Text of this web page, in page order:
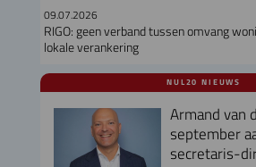
09.07.2026
RIGO: geen verband tussen omvang
lokale verankering
NUL20 NIEUWS
Armand van
september
secretaris-